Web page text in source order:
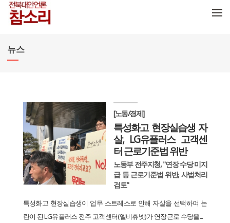
뉴스
[노동/경제]
특성화고 현장실습생 자
살, LG유플러스 고객센
터 근로기준법 위반
노동부 전주지청, "연장 수당 미지
급 등 근로기준법 위반, 사법처리
검토"
특성화고 현장실습생이 업무 스트레스로 인해 자살을 선택하여 논
란이 된 LG유플러스 전주 고객센터(엘비휴넷)가 연장근로 수당을...